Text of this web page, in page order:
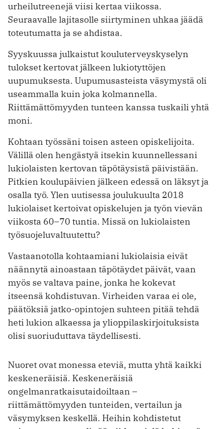
urheilutreenejä viisi kertaa viikossa.
Seuraavalle lajitasolle siirtyminen uhkaa jäädä
toteutumatta ja se ahdistaa.
Syyskuussa julkaistut kouluterveyskyselyn
tulokset kertovat jälkeen lukiotyttöjen
uupumuksesta. Uupumusasteista väsymystä oli
useammalla kuin joka kolmannella.
Riittämättömyyden tunteen kanssa tuskaili yhtä
moni.
Kohtaan työssäni toisen asteen opiskelijoita.
Välillä olen hengästyä itsekin kuunnellessani
lukiolaisten kertovan täpötäysistä päivistään.
Pitkien koulupäivien jälkeen edessä on läksyt ja
osalla työ. Ylen uutisessa joulukuulta 2018
lukiolaiset kertoivat opiskelujen ja työn vievän
viikosta 60–70 tuntia. Missä on lukiolaisten
työsuojeluvaltuutettu?
Vastaanotolla kohtaamiani lukiolaisia eivät
näännytä ainoastaan täpötäydet päivät, vaan
myös se valtava paine, jonka he kokevat
itseensä kohdistuvan. Virheiden varaa ei ole,
päätöksiä jatko-opintojen suhteen pitää tehdä
heti lukion alkaessa ja ylioppilaskirjoituksista
olisi suoriuduttava täydellisesti.
Nuoret ovat monessa eteviä, mutta yhtä kaikki
keskeneräisiä. Keskeneräisiä
ongelmanratkaisutaidoiltaan –
riittämättömyyden tunteiden, vertailun ja
väsymyksen keskellä. Heihin kohdistetut